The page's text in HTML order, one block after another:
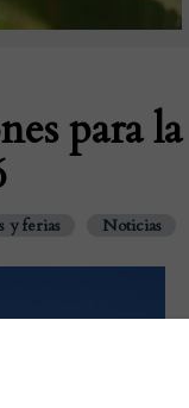
para la
y ferias Noticias